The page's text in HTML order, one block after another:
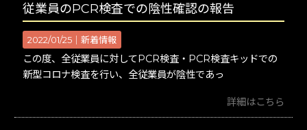
従業員のPCR検査での陰性確認の報告
2022/01/25｜新着情報
この度、全従業員に対してPCR検査・PCR検査キッドでの
新型コロナ検査を行い、全従業員が陰性であっ
詳細はこちら